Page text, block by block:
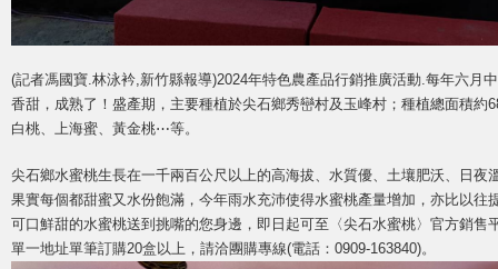
(記者馮國寶.林泳衿,新竹縣報導)2024年特色農產品行銷推廣活動.每年六月
香甜，成熟了！盛產期，主要種植於尖石鄉秀巒村及玉峰村；種植總面積約
白桃、上海蜜、黃金桃⋯等。
尖石鄉水蜜桃生長在一千兩百公尺以上的高海拔、水質優、土壤肥沃、日夜
果實每個都甜蜜又水份飽滿，今年雨水充沛使得水蜜桃產量增加，亦比以往
可口鮮甜的水蜜桃送到挑嘴的您身邊，即日起可至〈尖石水蜜桃〉官方銷售
單一地址單筆訂購20盒以上，請洽團購專線(電話：0909-163840)。